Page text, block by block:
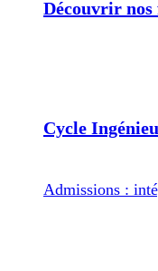
Découvrir
Cycle
Admissions :